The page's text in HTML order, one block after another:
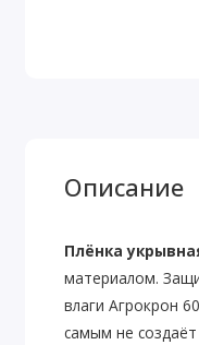
Описание
Плёнка
материалом.
влаги Агрокрон
самым не